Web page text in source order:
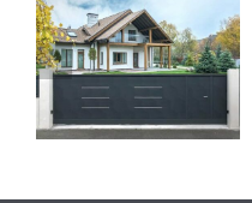
Menuiserie